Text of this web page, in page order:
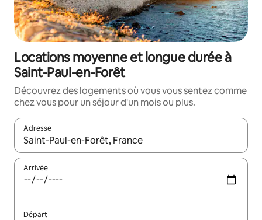
Locations moyenne et longue durée à
Saint-Paul-en-Forêt
Découvrez des logements où vous vous sentez comme
chez vous pour un séjour d'un mois ou plus.
Adresse
Lorsque les résultats s'affichent, utilisez les flèches vers le
Arrivée
Départ